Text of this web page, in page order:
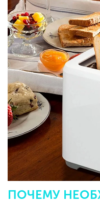
ПОЧЕМУ